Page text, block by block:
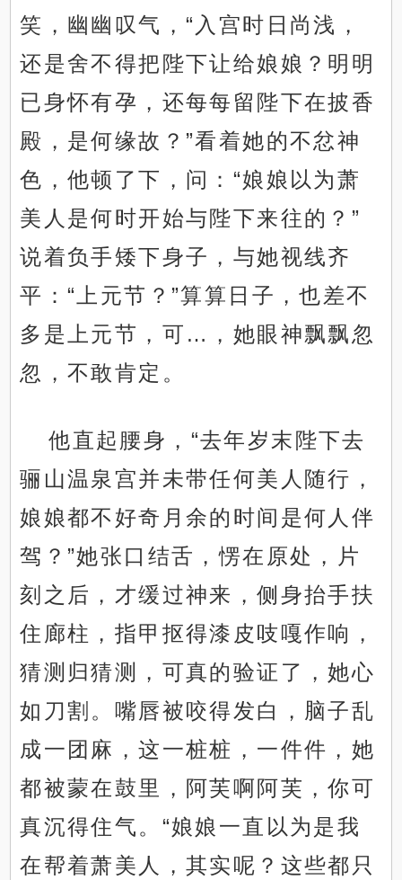
笑，幽幽叹气，“入宫时日尚浅，
还是舍不得把陛下让给娘娘？明明
已身怀有孕，还每每留陛下在披香
殿，是何缘故？”看着她的不忿神
色，他顿了下，问：“娘娘以为萧
美人是何时开始与陛下来往的？”
说着负手矮下身子，与她视线齐
平：“上元节？”算算日子，也差不
多是上元节，可…，她眼神飘飘忽
忽，不敢肯定。
他直起腰身，“去年岁末陛下去
骊山温泉宫并未带任何美人随行，
娘娘都不好奇月余的时间是何人伴
驾？”她张口结舌，愣在原处，片
刻之后，才缓过神来，侧身抬手扶
住廊柱，指甲抠得漆皮吱嘎作响，
猜测归猜测，可真的验证了，她心
如刀割。嘴唇被咬得发白，脑子乱
成一团麻，这一桩桩，一件件，她
都被蒙在鼓里，阿芙啊阿芙，你可
真沉得住气。“娘娘一直以为是我
在帮着萧美人，其实呢？这些都只